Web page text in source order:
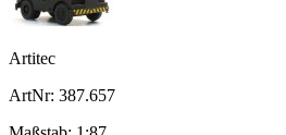
Artitec
ArtNr: 387.657